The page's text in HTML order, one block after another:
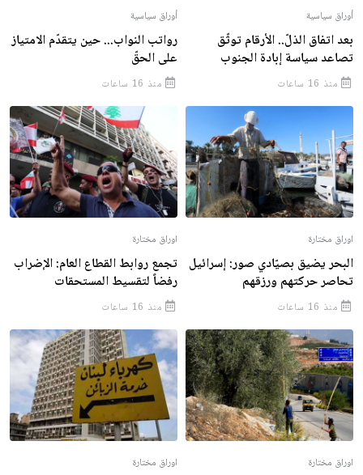
أوراق سياسية
بعد اتفاق الذلّ.. الأرقام توثّق
تصاعد سياسة إبادة الجنوب
منذ 16 ساعات
أوراق سياسية
رواتب النواب... حين يتقدّم الامتياز
على الحقّ
منذ 16 ساعات
اوراق مختارة
البحر يضيق بصيّادي صور: إسرائيل
تحاصر حركتهم ورزقهم
منذ 16 ساعات
اوراق مختارة
تجمع روابط القطاع العام: الإضراب
رفضاً لتقسيط المستحقات
منذ 16 ساعات
اوراق مختارة اوراق مختارة